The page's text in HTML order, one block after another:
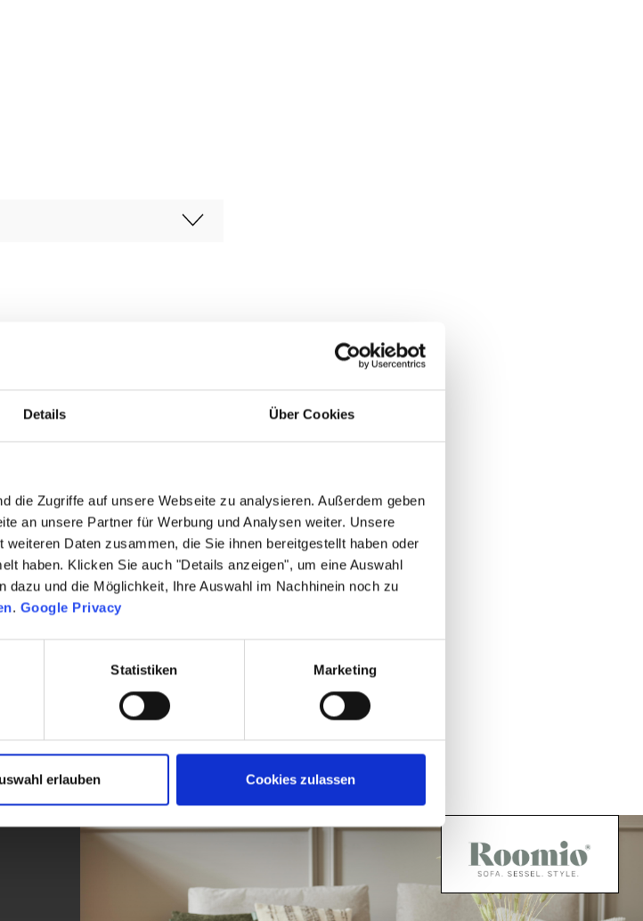
Details Über Cookies
die Zugriffe auf unsere Webseite zu analysieren. Außerdem geben
an unsere Partner für Werbung und Analysen weiter. Unsere
Daten zusammen, die Sie ihnen bereitgestellt haben oder
haben. Klicken Sie auch "Details anzeigen", um eine Auswahl
und die Möglichkeit, Ihre Auswahl im Nachhinein noch zu
. Google Privacy
Statistiken Marketing
erlauben Cookies zulassen